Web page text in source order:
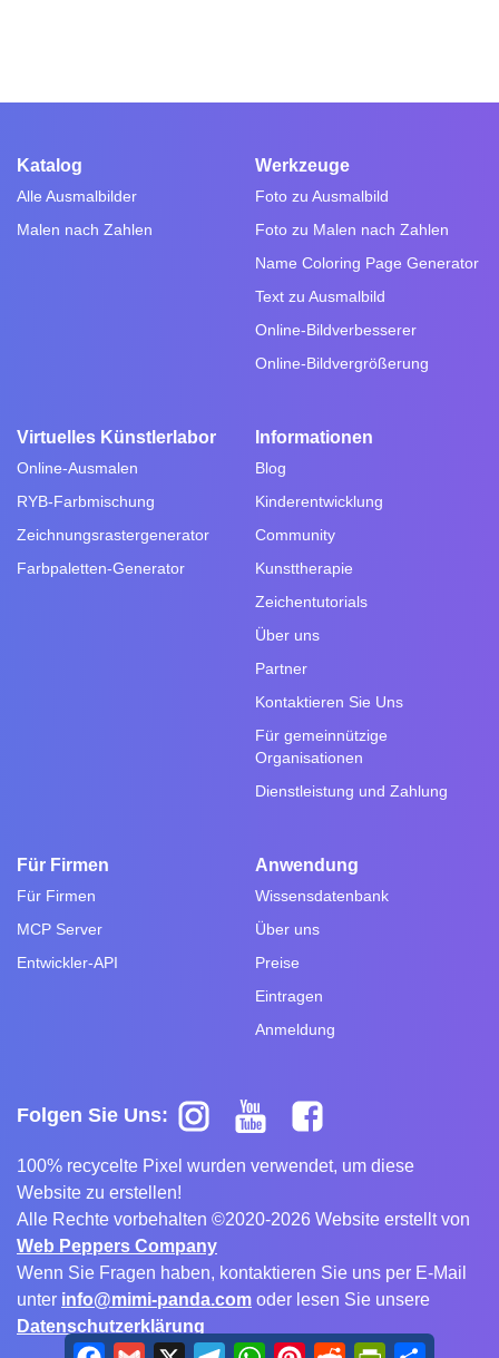
Katalog
Alle Ausmalbilder
Malen nach Zahlen
Werkzeuge
Foto zu Ausmalbild
Foto zu Malen nach Zahlen
Name Coloring Page Generator
Text zu Ausmalbild
Online-Bildverbesserer
Online-Bildvergrößerung
Virtuelles Künstlerlabor
Online-Ausmalen
RYB-Farbmischung
Zeichnungsrastergenerator
Farbpaletten-Generator
Informationen
Blog
Kinderentwicklung
Community
Kunsttherapie
Zeichentutorials
Über uns
Partner
Kontaktieren Sie Uns
Für gemeinnützige
Organisationen
Dienstleistung und Zahlung
Für Firmen
Für Firmen
MCP Server
Entwickler-API
Anwendung
Wissensdatenbank
Über uns
Preise
Eintragen
Anmeldung
Folgen Sie Uns:
100% recycelte Pixel wurden verwendet, um diese
Website zu erstellen!
Alle Rechte vorbehalten ©2020-2026 Website erstellt von
Web Peppers Company
Wenn Sie Fragen haben, kontaktieren Sie uns per E-Mail
unter info@mimi-panda.com oder lesen Sie unsere
Datenschutzerklärung
Facebook
Gmail X TelegramWhatsAppPinterestRedditPrintFriendly